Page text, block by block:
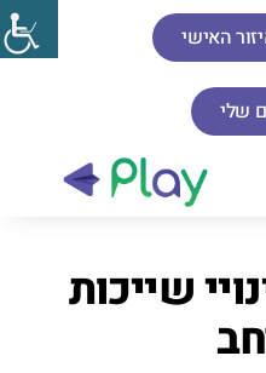
האישי
שלי
35 כינויי שייכות